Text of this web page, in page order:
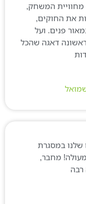
המשחק,
ועל
דאגה שהכל
מחבר,